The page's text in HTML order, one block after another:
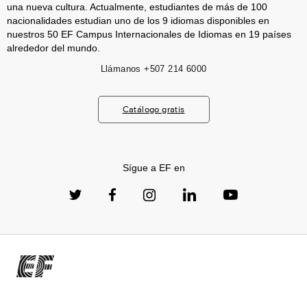
una nueva cultura. Actualmente, estudiantes de más de 100
nacionalidades estudian uno de los 9 idiomas disponibles en
nuestros 50 EF Campus Internacionales de Idiomas en 19 países
alrededor del mundo.
Llámanos +507 214 6000
Catálogo gratis
Sígue a EF en